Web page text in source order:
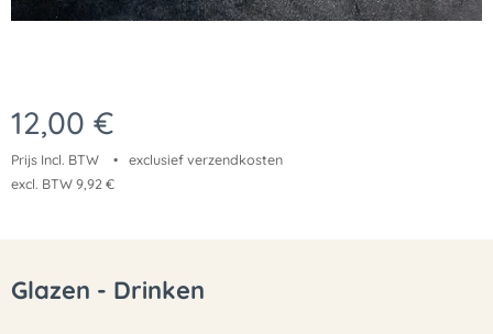
12,00 €
Prijs Incl. BTW
exclusief verzendkosten
excl. BTW 9,92 €
Glazen - Drinken